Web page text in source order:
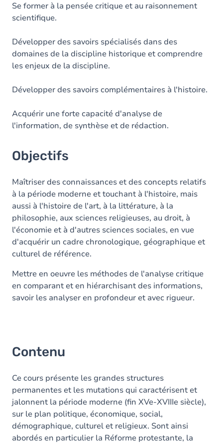
Se former à la pensée critique et au raisonnement
scientifique.
Développer des savoirs spécialisés dans des
domaines de la discipline historique et comprendre
les enjeux de la discipline.
Développer des savoirs complémentaires à l'histoire.
Acquérir une forte capacité d'analyse de
l'information, de synthèse et de rédaction.
Objectifs
Maîtriser des connaissances et des concepts relatifs
à la période moderne et touchant à l'histoire, mais
aussi à l'histoire de l'art, à la littérature, à la
philosophie, aux sciences religieuses, au droit, à
l'économie et à d'autres sciences sociales, en vue
d'acquérir un cadre chronologique, géographique et
culturel de référence.
Mettre en oeuvre les méthodes de l'analyse critique
en comparant et en hiérarchisant des informations,
savoir les analyser en profondeur et avec rigueur.
Contenu
Ce cours présente les grandes structures
permanentes et les mutations qui caractérisent et
jalonnent la période moderne (fin XVe-XVIIIe siècle),
sur le plan politique, économique, social,
démographique, culturel et religieux. Sont ainsi
abordés en particulier la Réforme protestante, la